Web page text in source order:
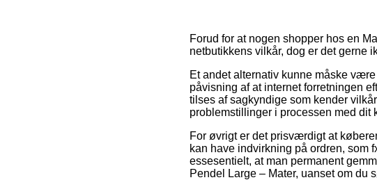
Forud for at nogen shopper hos en
netbutikkens vilkår, dog er det gerne
Et andet alternativ kunne måske
påvisning af at internet forretningen
tilses af sagkyndige som kender
problemstillinger i processen med dit
For øvrigt er det prisværdigt at
kan have indvirkning på ordren, som
essesentielt, at man permanent
Pendel Large – Mater, uanset om du